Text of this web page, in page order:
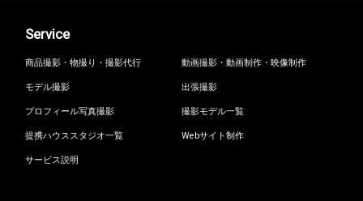
Service
商品撮影・物撮り・撮影代行
動画撮影・動画制作・映像制作
モデル撮影
出張撮影
プロフィール写真撮影
撮影モデル一覧
提携ハウススタジオ一覧
Webサイト制作
サービス説明